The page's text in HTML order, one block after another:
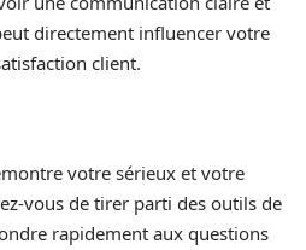
directement influencer votre
client.
votre sérieux et votre
vous de tirer parti des outils de
rapidement aux questions